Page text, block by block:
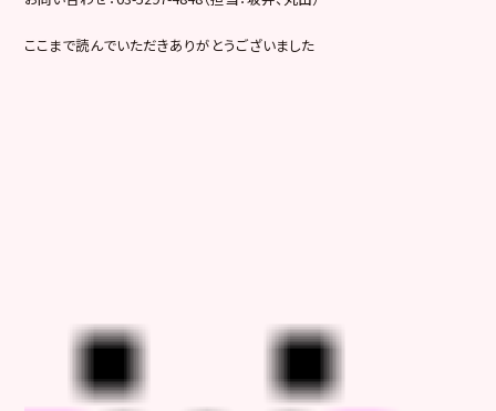
ここまで読んでいただきありがとうございました